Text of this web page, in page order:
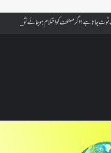
ہے؟ اگر معتکف کو احتلام ہو جائے تو کیا اس کا